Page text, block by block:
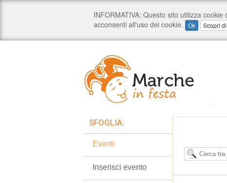
SFOGLIA:
Eventi
Inserisci evento